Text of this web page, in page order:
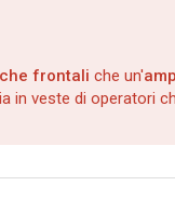
frontali che un'
in veste di operatori